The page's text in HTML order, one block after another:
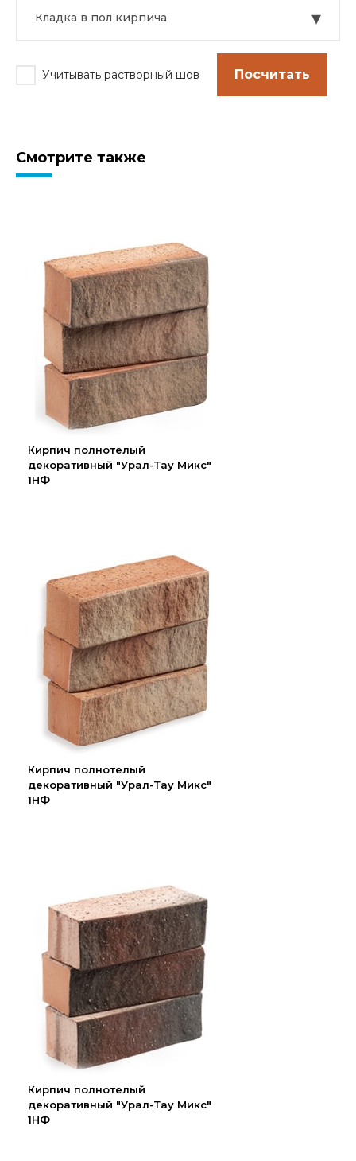
Кладка в пол кирпича ▾
Учитывать растворный шов Посчитать
Смотрите также
Кирпич полнотелый
декоративный "Урал-Тау Микс"
1НФ
Кирпич полнотелый
декоративный "Урал-Тау Микс"
1НФ
Кирпич полнотелый
декоративный "Урал-Тау Микс"
1НФ